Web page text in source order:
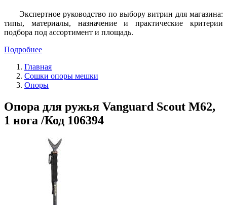
Экспертное руководство по выбору витрин для магазина:
типы, материалы, назначение и практические критерии
подбора под ассортимент и площадь.
Подробнее
Главная
Сошки опоры мешки
Опоры
Опора для ружья Vanguard Scout M62,
1 нога /Код 106394